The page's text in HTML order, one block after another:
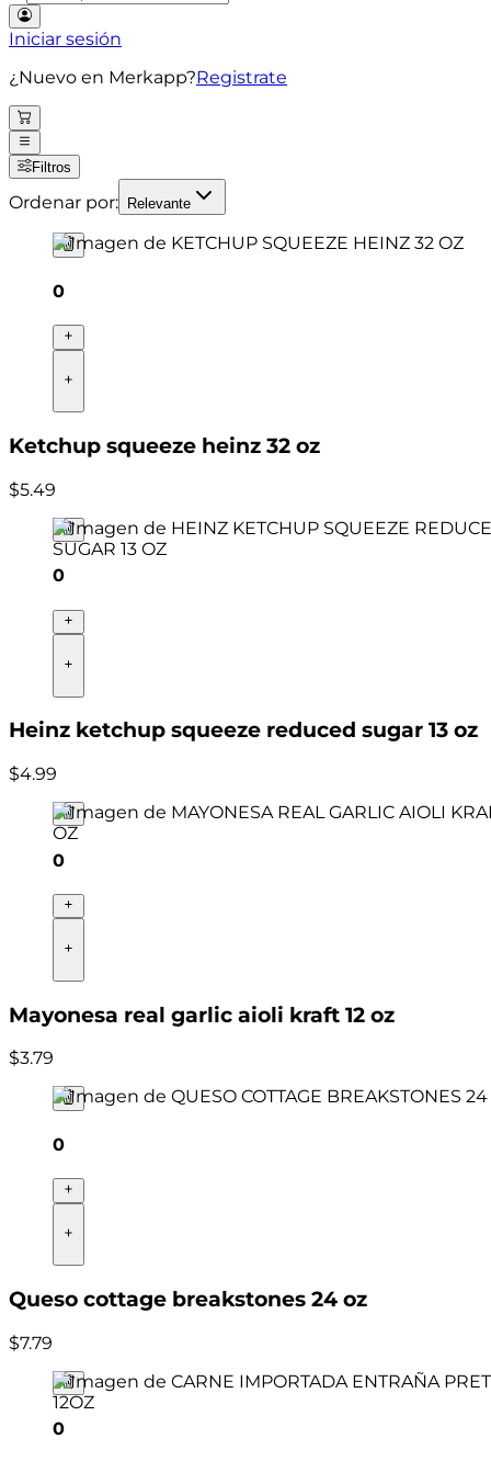
Iniciar sesión
¿Nuevo en Merkapp?Registrate
Filtros
Ordenar por: Relevante
0
Ketchup squeeze heinz 32 oz
$5.49
0
Heinz ketchup squeeze reduced sugar 13 oz
$4.99
0
Mayonesa real garlic aioli kraft 12 oz
$3.79
0
Queso cottage breakstones 24 oz
$7.79
0